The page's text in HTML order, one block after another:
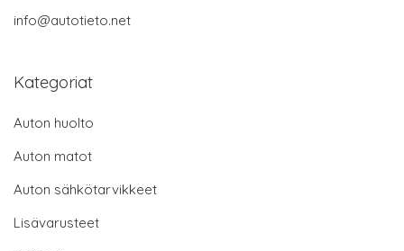
info@autotieto.net
Kategoriat
Auton huolto
Auton matot
Auton sähkötarvikkeet
Lisävarusteet